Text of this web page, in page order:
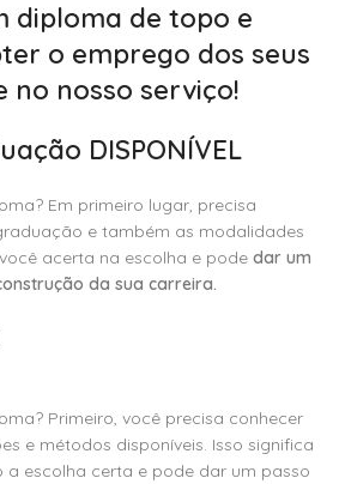
diploma de topo e
o emprego dos seus
no nosso serviço!
DISPONÍVEL
Em primeiro lugar, precisa
e também as modalidades
acerta na escolha e pode dar um
da sua carreira.
Primeiro, você precisa conhecer
e métodos disponíveis. Isso significa
a escolha certa e pode dar um passo